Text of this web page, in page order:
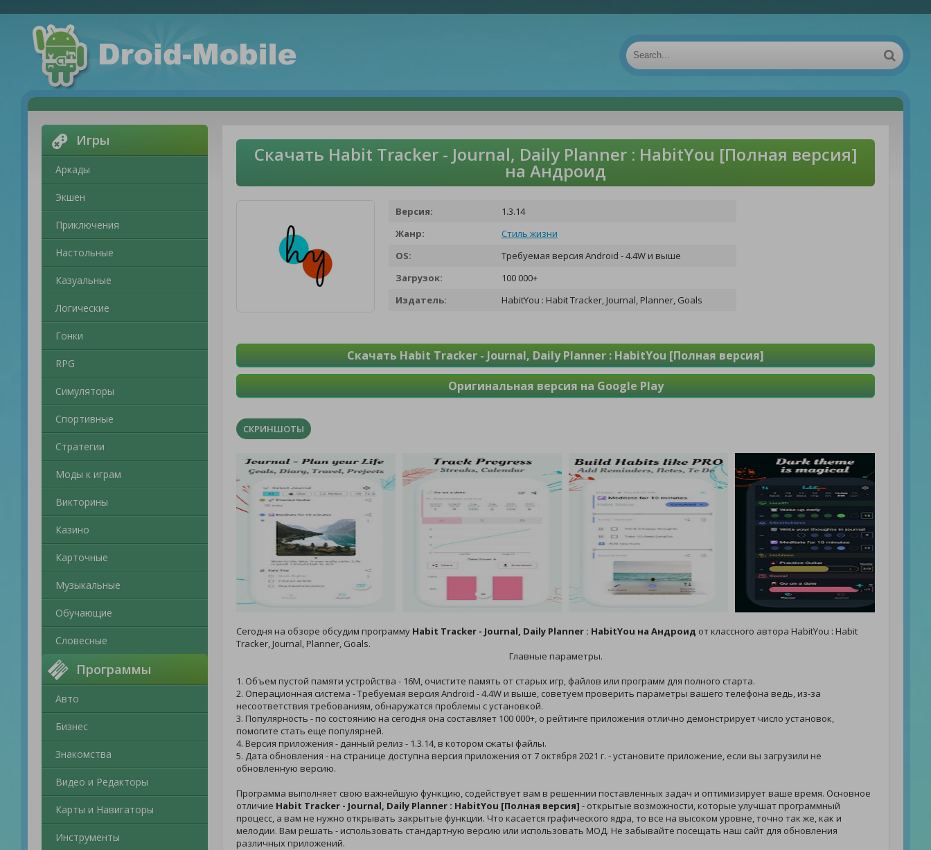
Игры
Аркады
Экшен
Приключения
Настольные
Казуальные
Логические
Гонки
RPG
Симуляторы
Спортивные
Стратегии
Моды к играм
Викторины
Казино
Карточные
Музыкальные
Обучающие
Словесные
Программы
Авто
Бизнес
Знакомства
Видео и Редакторы
Карты и Навигаторы
Инструменты
Скачать Habit Tracker - Journal, Daily Planner : HabitYou [Полная версия]
на Андроид
Версия:
1.3.14
Жанр:
Стиль жизни
OS:
Требуемая версия Android - 4.4W и выше
Загрузок:
100 000+
Издатель:
HabitYou : Habit Tracker, Journal, Planner, Goals
Скачать Habit Tracker - Journal, Daily Planner : HabitYou [Полная версия]
Оригинальная версия на Google Play
СКРИНШОТЫ
Сегодня на обзоре обсудим программу Habit Tracker - Journal, Daily Planner : HabitYou на Андроид от классного автора HabitYou : Habit
Tracker, Journal, Planner, Goals.
Главные параметры.
1. Объем пустой памяти устройства - 16M, очистите память от старых игр, файлов или программ для полного старта.
2. Операционная система - Требуемая версия Android - 4.4W и выше, советуем проверить параметры вашего телефона ведь, из-за
несоответствия требованиям, обнаружатся проблемы с установкой.
3. Популярность - по состоянию на сегодня она составляет 100 000+, о рейтинге приложения отлично демонстрирует число установок,
помогите стать еще популярней.
4. Версия приложения - данный релиз - 1.3.14, в котором сжаты файлы.
5. Дата обновления - на странице доступна версия приложения от 7 октября 2021 г. - установите приложение, если вы загрузили не
обновленную версию.
Программа выполняет свою важнейшую функцию, содействует вам в решеннии поставленных задач и оптимизирует ваше время. Основное
отличие Habit Tracker - Journal, Daily Planner : HabitYou [Полная версия] - открытые возможности, которые улучшат программный
процесс, а вам не нужно открывать закрытые функции. Что касается графического ядра, то все на высоком уровне, точно так же, как и
мелодии. Вам решать - использовать стандартную версию или использовать МОД. Не забывайте посещать наш сайт для обновления
различных приложений.